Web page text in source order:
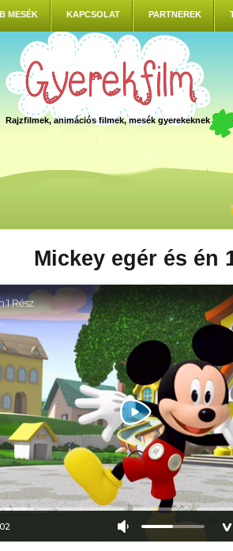
MESÉK KAPCSOLAT PARTNEREK
Rajzfilmek, animációs filmek, mesék gyerekeknek
Mickey egér és én